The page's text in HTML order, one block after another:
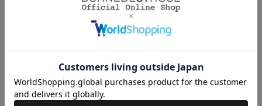
商品コード 20082619100227 09 00
WILLSELECTION（ウィルセレクション）
素材 綿100%